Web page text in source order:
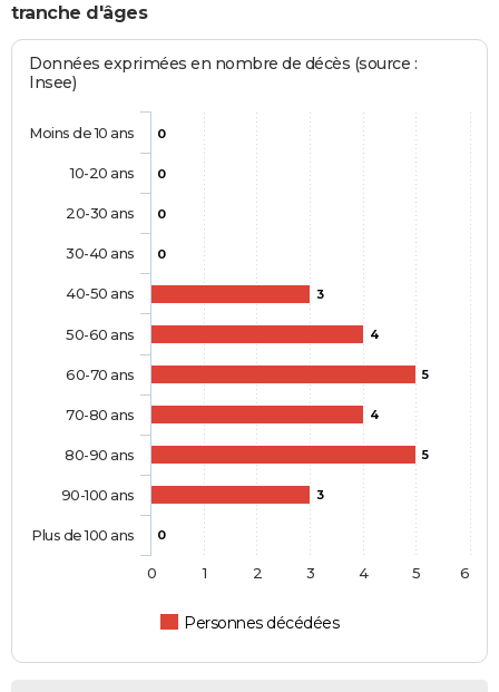
tranche d'âges
Données exprimées en nombre de décès (source :
Insee)
0
0
0
0
3
4
5
4
5
3
0
Personnes décédées
Moins de 10 ans
10-20 ans
20-30 ans
30-40 ans
40-50 ans
50-60 ans
60-70 ans
70-80 ans
80-90 ans
90-100 ans
Plus de 100 ans
0 1 2 3 4 5 6